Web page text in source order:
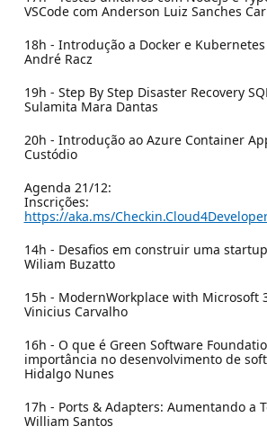
VSCode com Anderson Luiz Sanches
18h - Introdução a Docker e
André Racz
19h - Step By Step Disaster Recovery
Sulamita Mara Dantas
20h - Introdução ao Azure Container
Custódio
Agenda 21/12:
Inscrições:
https://aka.ms/
14h - Desafios em construir uma
Wiliam Buzatto
15h - ModernWorkplace with Microsoft
Vinicius Carvalho
16h - O que é Green Software
importância no desenvolvimento de
Hidalgo Nunes
17h - Ports & Adapters: Aumentando a
William Santos